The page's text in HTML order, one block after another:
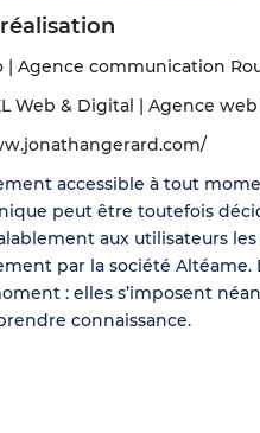
| Agence communication
Web & Digital | Agence
accessible à tout
peut être toutefois
aux utilisateurs
par la société Altéame.
: elles s’imposent
connaissance.